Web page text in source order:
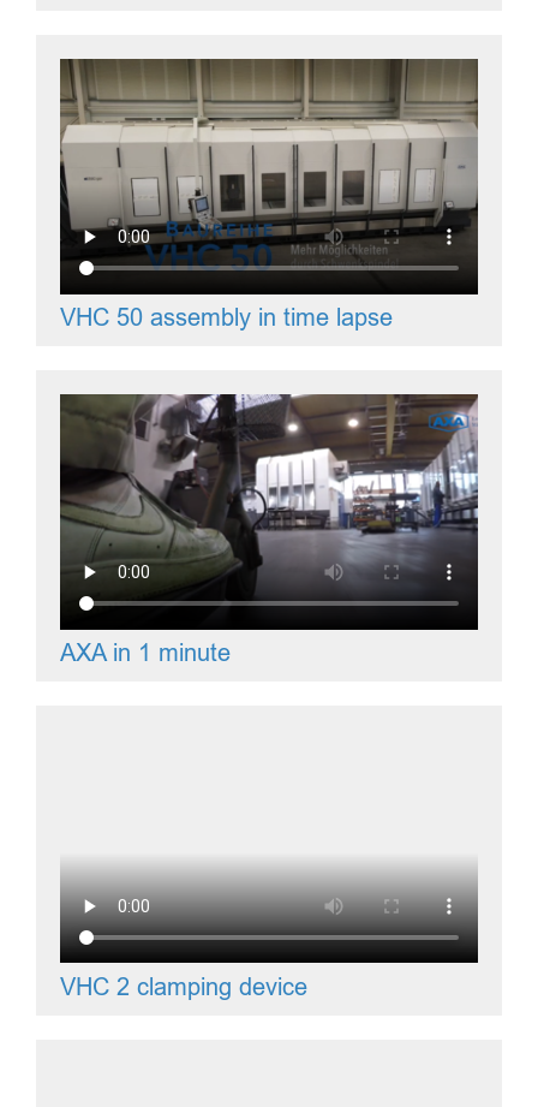
VHC 50 assembly in time lapse
AXA in 1 minute
VHC 2 clamping device